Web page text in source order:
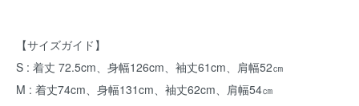
【サイズガイド】
S : 着丈 72.5cm、身幅126cm、袖丈61cm、肩幅52㎝
M : 着丈74cm、身幅131cm、袖丈62cm、肩幅54㎝